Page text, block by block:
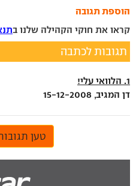
הוספת תגובה
קראו את חוקי הקהילה שלנו ב
תגובות לכתבה
1. הלוואי עלי!
דן המגיב, 15-12-2008
טען